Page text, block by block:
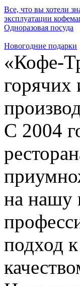
Все, что вы хотели
эксплуатации
Одноразовая посуда
Новогодние подарки
«Кофе-
С 2004
на нашу
подход